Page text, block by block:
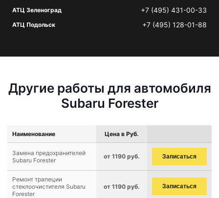
АТЦ Зеленоград +7 (495) 431-00-33
АТЦ Подольск +7 (495) 128-01-88
Другие работы для автомобиля
Subaru Forester
Наименование Цена в Руб.
Замена предохранителей
Subaru Forester
от 1190 руб. Записаться
Ремонт трапеции
стеклоочистителя Subaru
Forester
от 1190 руб. Записаться